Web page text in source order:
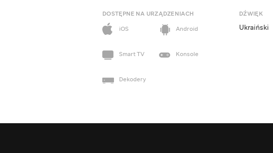
DOSTĘPNE NA URZĄDZENIACH
iOS
Android
Smart TV Konsole
Dekodery
DŹWIĘK
Ukraiński